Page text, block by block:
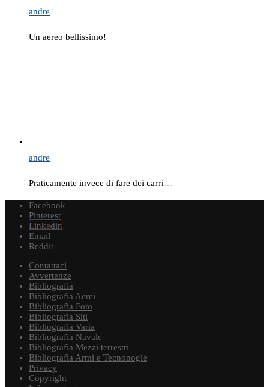
andre
Un aereo bellissimo!
andre
Praticamente invece di fare dei carri…
Facebook
Pinterest
Linkedin
Email
Reddit
Contattaci
Avvertenze
Bibliografia
Bibliografia Aerei
Bibliografia Foto
Bibliografia Siti
Bibliografia Varia
Bibliografia Navale
Bibliografia Mezzi terrestri
Bibliografia Armi e Tecnonogie
Privacy
Copyright